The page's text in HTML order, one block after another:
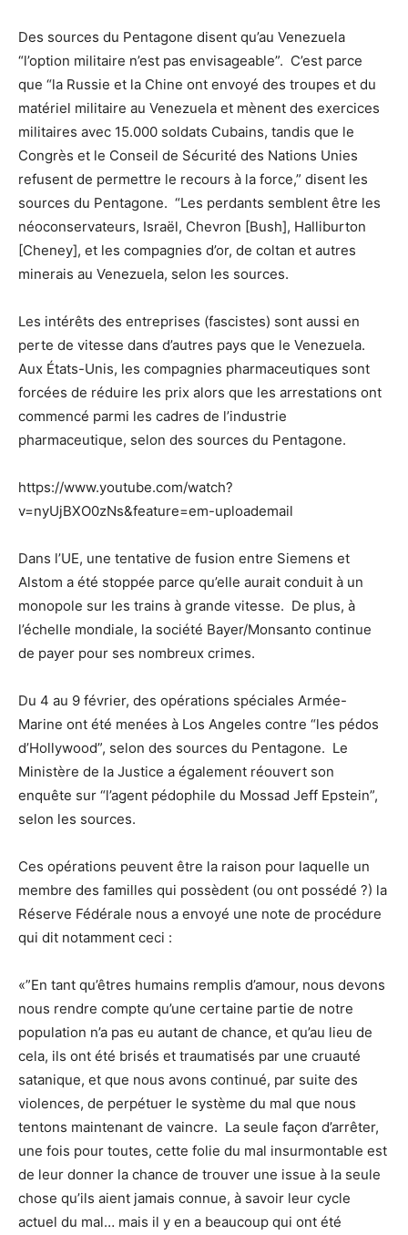
Des sources du Pentagone disent qu’au Venezuela
“l’option militaire n’est pas envisageable”. C’est parce
que “la Russie et la Chine ont envoyé des troupes et du
matériel militaire au Venezuela et mènent des exercices
militaires avec 15.000 soldats Cubains, tandis que le
Congrès et le Conseil de Sécurité des Nations Unies
refusent de permettre le recours à la force,” disent les
sources du Pentagone. “Les perdants semblent être les
néoconservateurs, Israël, Chevron [Bush], Halliburton
[Cheney], et les compagnies d’or, de coltan et autres
minerais au Venezuela, selon les sources.
Les intérêts des entreprises (fascistes) sont aussi en
perte de vitesse dans d’autres pays que le Venezuela.
Aux États-Unis, les compagnies pharmaceutiques sont
forcées de réduire les prix alors que les arrestations ont
commencé parmi les cadres de l’industrie
pharmaceutique, selon des sources du Pentagone.
https://www.youtube.com/watch?
v=nyUjBXO0zNs&feature=em-uploademail
Dans l’UE, une tentative de fusion entre Siemens et
Alstom a été stoppée parce qu’elle aurait conduit à un
monopole sur les trains à grande vitesse. De plus, à
l’échelle mondiale, la société Bayer/Monsanto continue
de payer pour ses nombreux crimes.
Du 4 au 9 février, des opérations spéciales Armée-
Marine ont été menées à Los Angeles contre “les pédos
d’Hollywood”, selon des sources du Pentagone. Le
Ministère de la Justice a également réouvert son
enquête sur “l’agent pédophile du Mossad Jeff Epstein”,
selon les sources.
Ces opérations peuvent être la raison pour laquelle un
membre des familles qui possèdent (ou ont possédé ?) la
Réserve Fédérale nous a envoyé une note de procédure
qui dit notamment ceci :
«”En tant qu’êtres humains remplis d’amour, nous devons
nous rendre compte qu’une certaine partie de notre
population n’a pas eu autant de chance, et qu’au lieu de
cela, ils ont été brisés et traumatisés par une cruauté
satanique, et que nous avons continué, par suite des
violences, de perpétuer le système du mal que nous
tentons maintenant de vaincre. La seule façon d’arrêter,
une fois pour toutes, cette folie du mal insurmontable est
de leur donner la chance de trouver une issue à la seule
chose qu’ils aient jamais connue, à savoir leur cycle
actuel du mal… mais il y en a beaucoup qui ont été